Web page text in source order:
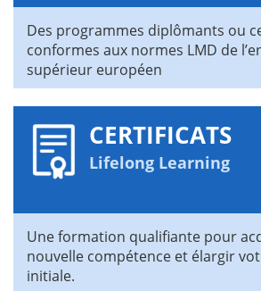
Des programmes diplômants ou
conformes aux normes LMD de
supérieur européen
CERTIFICATS
Lifelong Learning
Une formation qualifiante pour
nouvelle compétence et élargir
initiale.